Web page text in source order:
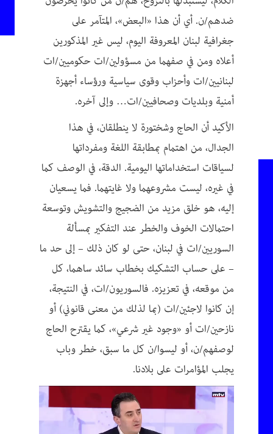
ضدهم/ن. أي أن هذا «البعض»، المتآمر على
جغرافية لبنان المعروفة اليوم، ليس غير المذكورين
أعلاه ومن في صفهما من مسؤولين/ات حكوميين/ات
لبنانيين/ات وأحزاب وقوى سياسية ورؤساء أجهزة
أمنية وبلديات وصحافيين/ات… وإلى آخره.
الأكيد أن الحاج وشختورة لا ينطلقان، في هذا
الجدال، من اهتمام بمطابقة اللغة ومفرداتها
لسياقات استخداماتها اليومية. الدقة، في الوصف كما
في غيره، ليست مشروعهما ولا غايتهما. فما يسعيان
إليه، هو خلق مزيد من الضجيج والتشويش وتوسعة
احتمالات الخوف والخطر عند التفكير بمسألة
السوريين/ات في لبنان، حتى لو كان ذلك – إلى حد ما
– على حساب التشكيك بخطاب سائد ساهما، كل
من موقعه، في تعزيزه. فالسوريون/ات، في النتيجة،
إن كانوا لاجئين/ات (بما لذلك من معنى قانوني) أو
نازحين/ات أو «وجود غير شرعي»، كما يقترح الحاج
لوصفهم/ن، أو ليسوا/ن كل ما سبق، خطر وباب
يجلب المؤامرات على بلادنا.